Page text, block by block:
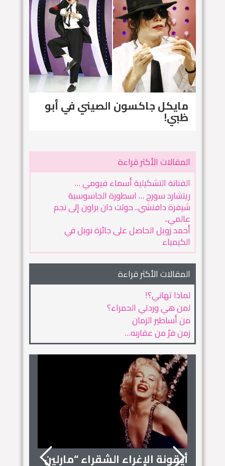
مايكل جاكسون الصيني في أبو
ظبي!
المقالات الأكثر قراءة
الفنانة التشكيلية أسماء فيومي …
ريتشارد سورج … اسطورة الجاسوسية
شيفرة دافنشي.. حولت دان براون إلى نجم
عالمي..
أحمد زويل الحاصل على جائزة نوبل في
الكيمياء
المقالات الأكثر قراءة
لماذا تهاني؟!
لمن هي وردتي الحمراء؟
من أساطير الزمان
زمن فرّ من عقاربه…
أيقونة الإغراء الشقراء “مارلين